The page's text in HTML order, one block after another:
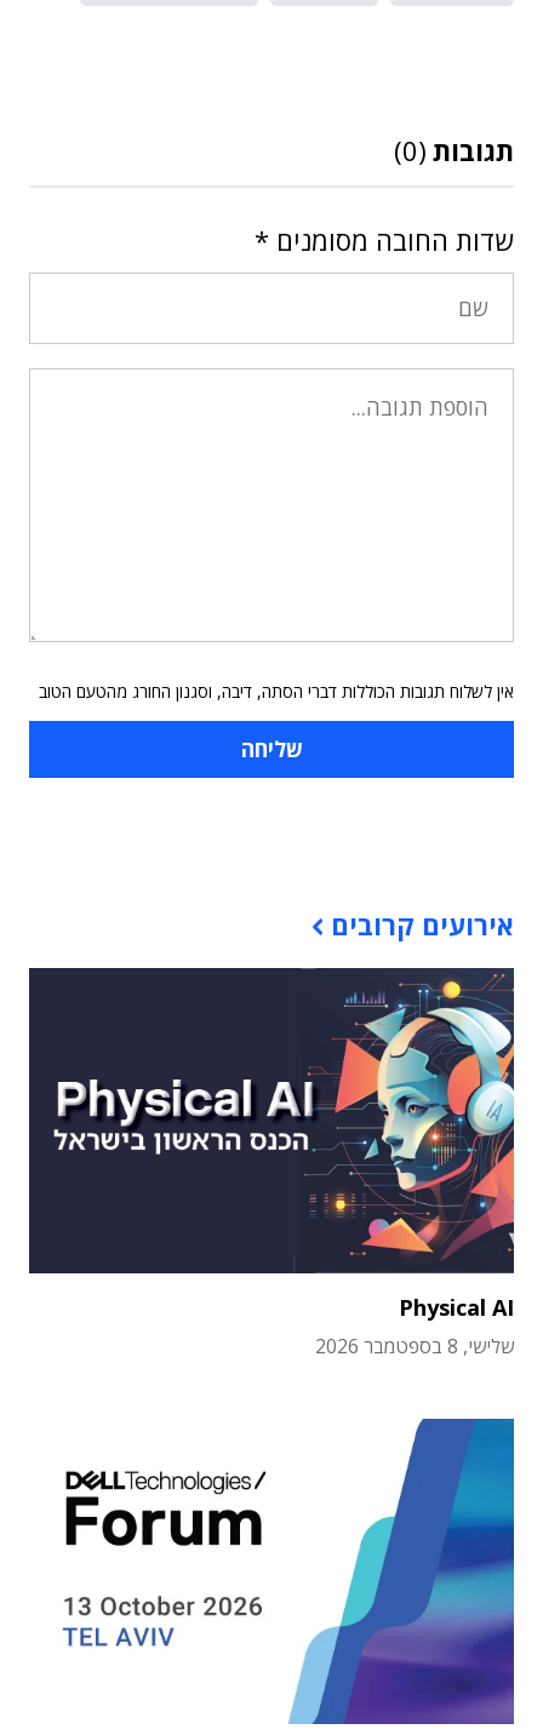
תגובות (0)
שדות החובה מסומנים *
אין לשלוח תגובות הכוללות דברי הסתה, דיבה, וסגנון החורג מהטעם הטוב
אירועים קרובים
Physical AI
שלישי, 8 בספטמבר 2026